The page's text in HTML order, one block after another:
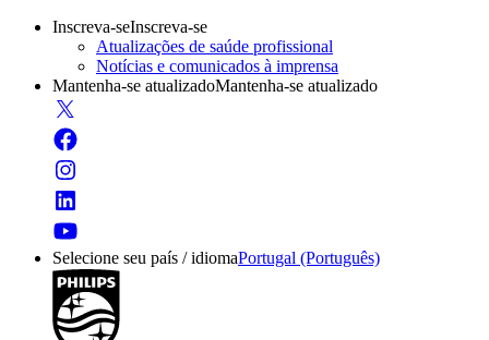
Inscreva-seInscreva-se
Atualizações de saúde profissional
Notícias e comunicados à imprensa
Mantenha-se atualizadoMantenha-se atualizado
Selecione seu país / idiomaPortugal (Português)